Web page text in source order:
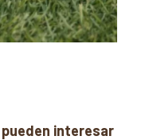
interesar